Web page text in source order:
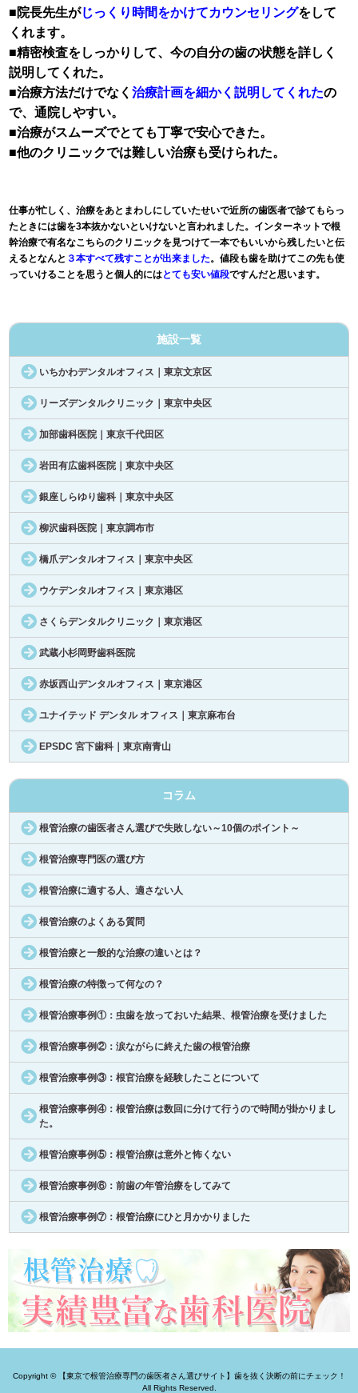
■院長先生がじっくり時間をかけてカウンセリングをして
くれます。
■精密検査をしっかりして、今の自分の歯の状態を詳しく
説明してくれた。
■治療方法だけでなく治療計画を細かく説明してくれたの
で、通院しやすい。
■治療がスムーズでとても丁寧で安心できた。
■他のクリニックでは難しい治療も受けられた。
仕事が忙しく、治療をあとまわしにしていたせいで近所の歯医者で診てもらっ
たときには歯を3本抜かないといけないと言われました。インターネットで根
幹治療で有名なこちらのクリニックを見つけて一本でもいいから残したいと伝
えるとなんと ３本すべて残すことが出来ました。値段も歯を助けてこの先も使
っていけることを思うと個人的にはとても安い値段ですんだと思います。
施設一覧
いちかわデンタルオフィス｜東京文京区
リーズデンタルクリニック｜東京中央区
加部歯科医院｜東京千代田区
岩田有広歯科医院｜東京中央区
銀座しらゆり歯科｜東京中央区
柳沢歯科医院｜東京調布市
橋爪デンタルオフィス｜東京中央区
ウケデンタルオフィス｜東京港区
さくらデンタルクリニック｜東京港区
武蔵小杉岡野歯科医院
赤坂西山デンタルオフィス｜東京港区
ユナイテッド デンタル オフィス｜東京麻布台
EPSDC 宮下歯科｜東京南青山
コラム
根管治療の歯医者さん選びで失敗しない～10個のポイント～
根管治療専門医の選び方
根管治療に適する人、適さない人
根管治療のよくある質問
根管治療と一般的な治療の違いとは？
根管治療の特徴って何なの？
根管治療事例①：虫歯を放っておいた結果、根管治療を受けました
根管治療事例②：涙ながらに終えた歯の根管治療
根管治療事例③：根官治療を経験したことについて
根管治療事例④：根管治療は数回に分けて行うので時間が掛かりまし
た。
根管治療事例⑤：根管治療は意外と怖くない
根管治療事例⑥：前歯の年管治療をしてみて
根管治療事例⑦：根管治療にひと月かかりました
Copyright © 【東京で根管治療専門の歯医者さん選びサイト】歯を抜く決断の前にチェック！
All Rights Reserved.